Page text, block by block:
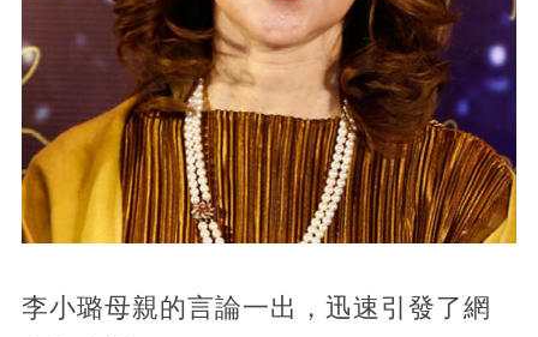
李小璐母親的言論一出，迅速引發了網